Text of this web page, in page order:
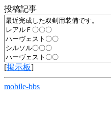
投稿記事
[掲示板]
mobile-bbs